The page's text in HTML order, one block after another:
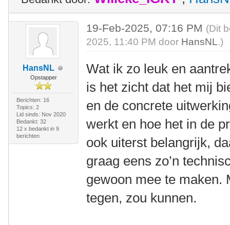
HansNL
Opstapper
Berichten: 16
Topics: 2
Lid sinds: Nov 2020
Bedankt: 32
12 x bedankt in 9
berichten
19-Feb-2025, 07:16 PM (Dit
2025, 11:40 PM door HansNL.)
Wat ik zo leuk en
is het zicht dat het mij
en de concrete
werkt en hoe het in de
ook uiterst belangrijk,
graag eens zo’n
gewoon mee te maken.
tegen, zou kunnen.